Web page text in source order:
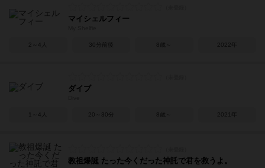
マイシェルフィー
2～4人 30分前後 8歳～ 2022年
ダイブ
1～4人 20～30分 8歳～ 2021年
教祖爆誕 たった今くだった神託で君を救うよ。